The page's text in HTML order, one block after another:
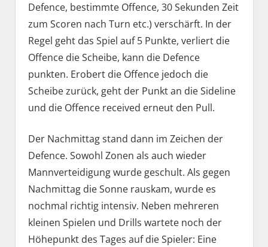
Defence, bestimmte Offence, 30 Sekunden Zeit
zum Scoren nach Turn etc.) verschärft. In der
Regel geht das Spiel auf 5 Punkte, verliert die
Offence die Scheibe, kann die Defence
punkten. Erobert die Offence jedoch die
Scheibe zurück, geht der Punkt an die Sideline
und die Offence received erneut den Pull.
Der Nachmittag stand dann im Zeichen der
Defence. Sowohl Zonen als auch wieder
Mannverteidigung wurde geschult. Als gegen
Nachmittag die Sonne rauskam, wurde es
nochmal richtig intensiv. Neben mehreren
kleinen Spielen und Drills wartete noch der
Höhepunkt des Tages auf die Spieler: Eine